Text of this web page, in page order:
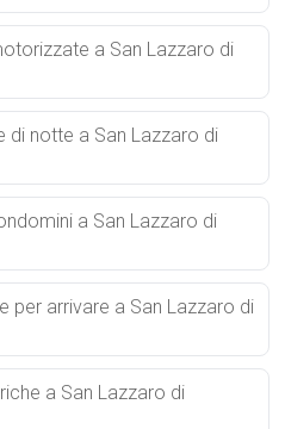
a San Lazzaro di
notte a San Lazzaro di
a San Lazzaro di
per arrivare a San Lazzaro di
a San Lazzaro di